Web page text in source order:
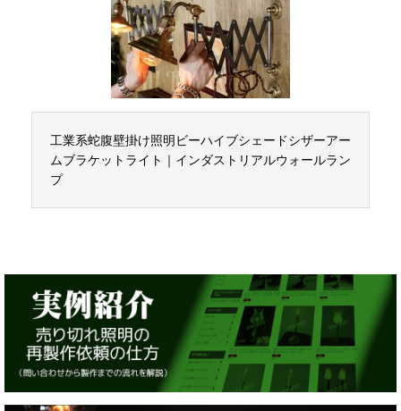
工業系蛇腹壁掛け照明ビーハイブシェードシザーアー
ムブラケットライト｜インダストリアルウォールラン
プ